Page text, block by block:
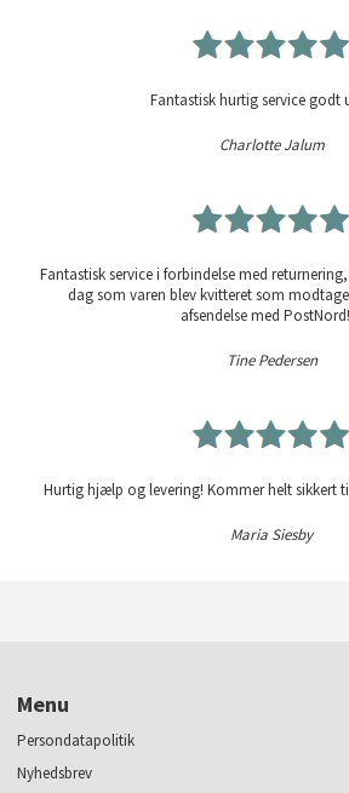
Fantastisk hurtig service godt
Charlotte Jalum
Fantastisk service i forbindelse med
dag som varen blev kvitteret som
afsendelse med
Tine Pedersen
Hurtig hjælp og levering! Kommer helt sikkert
Maria Siesby
Menu
Persondatapolitik
Nyhedsbrev